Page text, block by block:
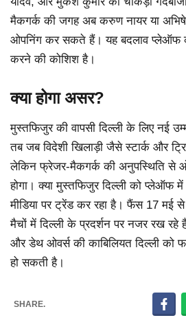
मैकगर्क की जगह अब करुण नायर या
ओपनिंग कर सकते हैं। यह बदलाव प्लेऑफ
करने की कोशिश है।
क्या होगा असर?
मुस्तफिजुर की वापसी दिल्ली के लिए नई
तब जब विदेशी खिलाड़ी जैसे स्टार्क और
लेकिन फ्रेजर-मैकगर्क की अनुपस्थिति से
होगा। क्या मुस्तफिजुर दिल्ली को प्लेऑफ
मीडिया पर ट्रेंड कर रहा है। फैंस 17 मई
मैचों में दिल्ली के प्रदर्शन पर नजर रख
और डेथ ओवर्स की काबिलियत दिल्ली को
हो सकती है।
SHARE.